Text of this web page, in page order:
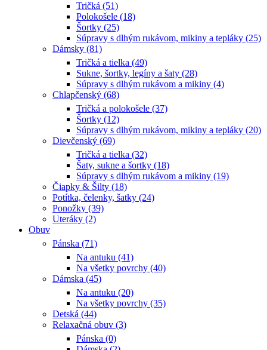
Tričká (51)
Polokošele (18)
Šortky (25)
Súpravy s dlhým rukávom, mikiny a tepláky (25)
Dámsky (81)
Tričká a tielka (49)
Sukne, šortky, legíny a šaty (28)
Súpravy s dlhým rukávom a mikiny (4)
Chlapčenský (68)
Tričká a polokošele (37)
Šortky (12)
Súpravy s dlhým rukávom, mikiny a tepláky (20)
Dievčenský (69)
Tričká a tielka (32)
Šaty, sukne a šortky (18)
Súpravy s dlhým rukávom a mikiny (19)
Čiapky & Šilty (18)
Potítka, čelenky, šatky (24)
Ponožky (39)
Uteráky (2)
Obuv
Pánska (71)
Na antuku (41)
Na všetky povrchy (40)
Dámska (45)
Na antuku (20)
Na všetky povrchy (35)
Detská (44)
Relaxačná obuv (3)
Pánska (0)